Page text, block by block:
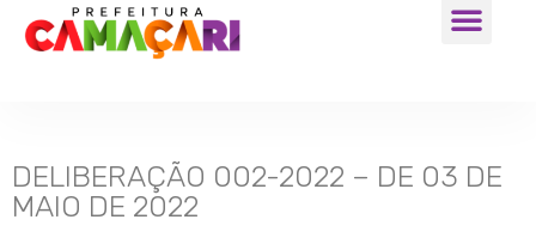
DELIBERAÇÃO 002-2022 – DE 03 DE
MAIO DE 2022